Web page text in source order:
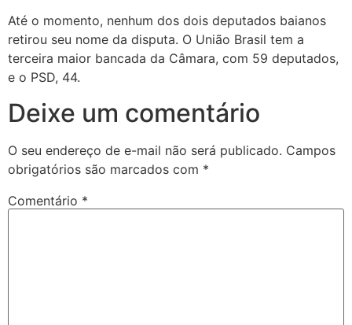
Até o momento, nenhum dos dois deputados baianos
retirou seu nome da disputa. O União Brasil tem a
terceira maior bancada da Câmara, com 59 deputados,
e o PSD, 44.
Deixe um comentário
O seu endereço de e-mail não será publicado. Campos
obrigatórios são marcados com *
Comentário *